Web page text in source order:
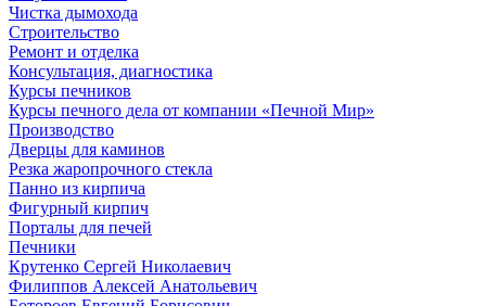
Чистка дымохода
Строительство
Ремонт и отделка
Консультация, диагностика
Курсы печников
Курсы печного дела от компании «Печной Мир»
Производство
Дверцы для каминов
Резка жаропрочного стекла
Панно из кирпича
Фигурный кирпич
Порталы для печей
Печники
Крутенко Сергей Николаевич
Филиппов Алексей Анатольевич